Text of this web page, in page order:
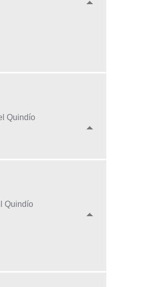
Quindío
Quindío